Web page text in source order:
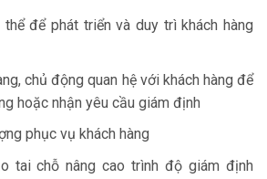
để phát triển và duy trì khách hàng
chủ động quan hệ với khách hàng để
hoặc nhận yêu cầu giám định
phục vụ khách hàng
tai chỗ nâng cao trình độ giám định